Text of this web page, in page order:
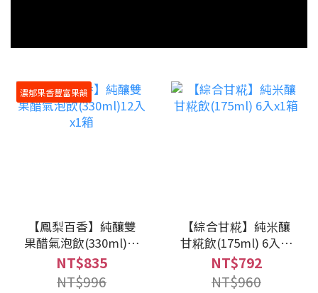
濃郁果香豐富果韻
【鳳梨百香】純釀雙
果醋氣泡飲(330ml)12
入x1箱
NT$835
NT$996
【綜合甘糀】純米釀
甘糀飲(175ml) 6入x1
箱
NT$792
NT$960